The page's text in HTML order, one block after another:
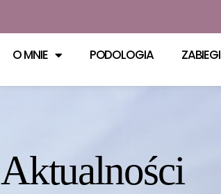
O MNIE PODOLOGIA ZABIEGI
Aktualności